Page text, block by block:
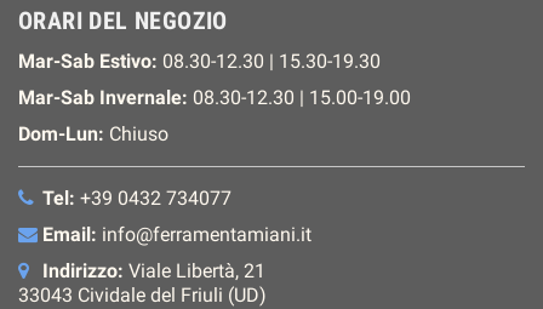
ORARI DEL NEGOZIO
Mar-Sab Estivo: 08.30-12.30 | 15.30-19.30
Mar-Sab Invernale: 08.30-12.30 | 15.00-19.00
Dom-Lun: Chiuso
Tel: +39 0432 734077
Email: info@ferramentamiani.it
Indirizzo: Viale Libertà, 21
33043 Cividale del Friuli (UD)